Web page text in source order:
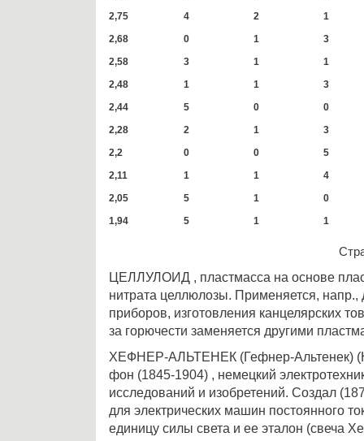
2,75
4 2
1
2,68
0 1
3
2,58
3 1
1
2,48
1 1
3
2,44
5 0
0
2,28
2 1
3
2,2
0 0
5
2,11
1 1
4
2,05
5 1
0
1,94
5 1 1
ЦЕЛЛУЛОИД , пластмасса на основе
нитрата целлюлозы. Применяется, напр.,
приборов, изготовления канцелярских
за горючести заменяется другими
ХЕФНЕР-АЛЬТЕНЕК (Гефнер-Альтенек)
фон (1845-1904) , немецкий
исследований и изобретений. Создал
для электрических машин постоянного
единицу силы света и ее эталон (свеча